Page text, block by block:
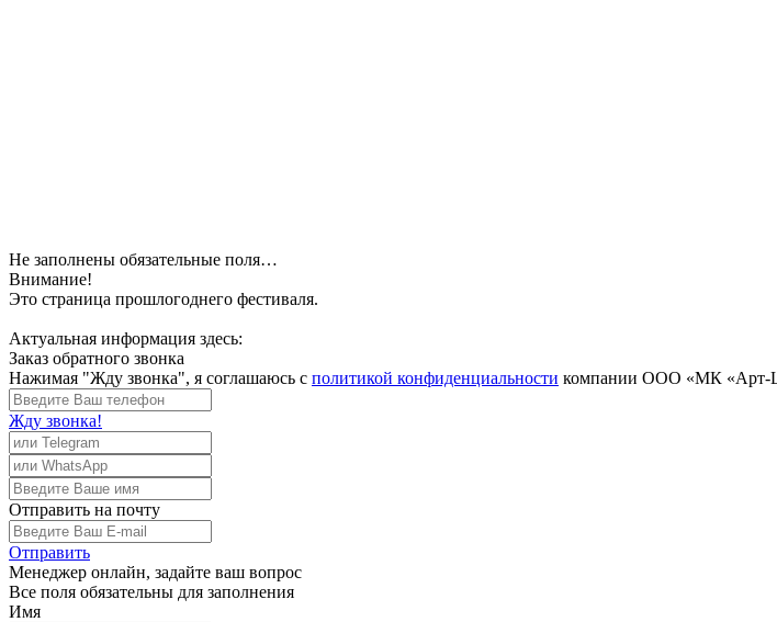
Не заполнены обязательные поля…
Внимание!
Это страница прошлогоднего фестиваля.
Актуальная информация здесь:
Заказ обратного звонка
Нажимая "Жду звонка", я соглашаюсь с политикой конфиденциальности компании ООО «МК «Арт-
Жду звонка!
Отправить на почту
Отправить
Менеджер онлайн, задайте ваш вопрос
Все поля обязательны для заполнения
Имя